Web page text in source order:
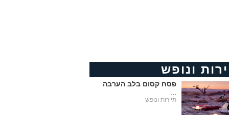
ונופש
פסח קסום בלב הערבה
תיירות ונופש